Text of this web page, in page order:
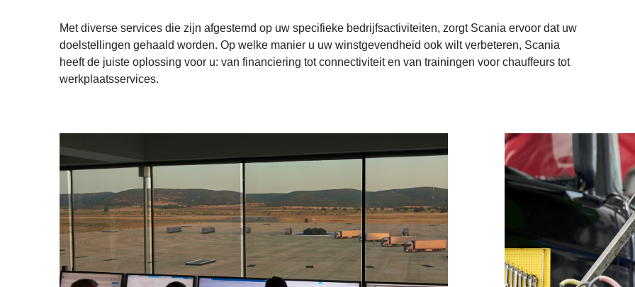
Met diverse services die zijn afgestemd op uw specifieke bedrijfsactiviteiten, zorgt Scania ervoor dat uw
doelstellingen gehaald worden. Op welke manier u uw winstgevendheid ook wilt verbeteren, Scania
heeft de juiste oplossing voor u: van financiering tot connectiviteit en van trainingen voor chauffeurs tot
werkplaatsservices.